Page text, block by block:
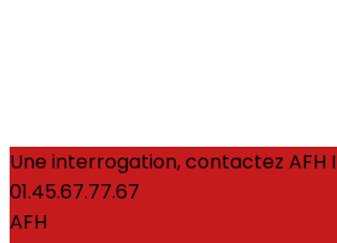
Une interrogation, contactez AFH
01.45.67.77.67
AFH